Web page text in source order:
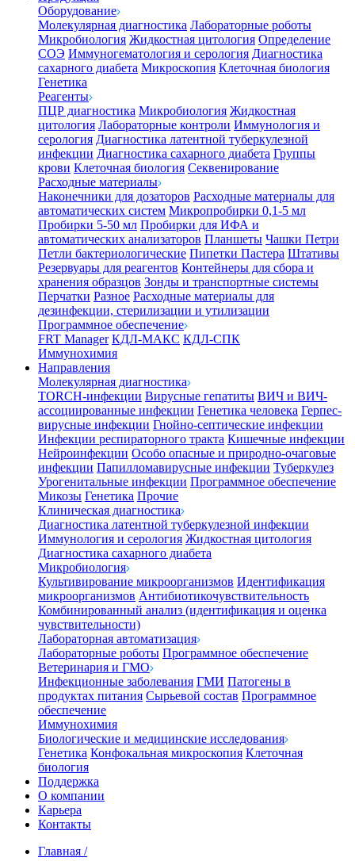
Оборудование
Молекулярная диагностика Лабораторные роботы
Микробиология Жидкостная цитология Определение
СОЭ Иммуногематология и серология Диагностика
сахарного диабета Микроскопия Клеточная биология
Генетика
Реагенты
ПЦР диагностика Микробиология Жидкостная
цитология Лабораторные контроли Иммунология и
серология Диагностика латентной туберкулезной
инфекции Диагностика сахарного диабета Группы
крови Клеточная биология Секвенирование
Расходные материалы
Наконечники для дозаторов Расходные материалы для
автоматических систем Микропробирки 0,1-5 мл
Пробирки 5-50 мл Пробирки для ИФА и
автоматических анализаторов Планшеты Чашки Петри
Петли бактериологические Пипетки Пастера Штативы
Резервуары для реагентов Контейнеры для сбора и
хранения образцов Зонды и транспортные системы
Перчатки Разное Расходные материалы для
дезинфекции, стерилизации и утилизации
Программное обеспечение
FRT Manager КДЛ-МАКС КДЛ-СПК
Иммунохимия
Направления
Молекулярная диагностика
TORCH-инфекции Вирусные гепатиты ВИЧ и ВИЧ-
ассоциированные инфекции Генетика человека Герпес-
вирусные инфекции Гнойно-септические инфекции
Инфекции респираторного тракта Кишечные инфекции
Нейроинфекции Особо опасные и природно-очаговые
инфекции Папилломавирусные инфекции Туберкулез
Урогенитальные инфекции Программное обеспечение
Микозы Генетика Прочие
Клиническая диагностика
Диагностика латентной туберкулезной инфекции
Иммунология и серология Жидкостная цитология
Диагностика сахарного диабета
Микробиология
Культивирование микроорганизмов Идентификация
микроорганизмов Антибиотикочувствительность
Комбинированный анализ (идентификация и оценка
чувствительности)
Лабораторная автоматизация
Лабораторные роботы Программное обеспечение
Ветеринария и ГМО
Инфекционные заболевания ГМИ Патогены в
продуктах питания Сырьевой состав Программное
обеспечение
Иммунохимия
Биологические и медицинские исследования
Генетика Конфокальная микроскопия Клеточная
биология
Поддержка
О компании
Карьера
Контакты
Главная /